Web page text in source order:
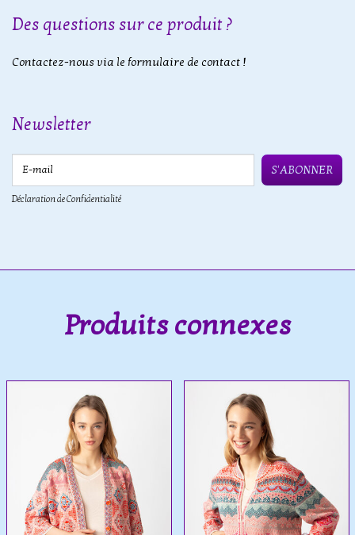
Des questions sur ce produit ?
Contactez-nous via le formulaire de contact !
Newsletter
S'ABONNER
Déclaration de Confidentialité
Produits connexes